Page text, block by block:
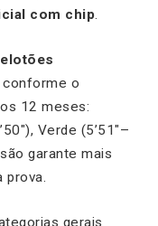
com chip.
conforme o
12 meses:
Verde (5’51″–
garante mais
prova.
gerais